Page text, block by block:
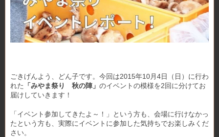
ごきげんよう、どん子です。今回は2015年10月4日（日）に行わ
れた
「みやま祭り 秋の陣」 のイベントの模様を2回に分けてお
届けしていきます！
「イベント参加してきたよ～！」という方も、会場に行けなかっ
たという方も、実際にイベントに参加した気持ちでお楽しみくだ
さい。